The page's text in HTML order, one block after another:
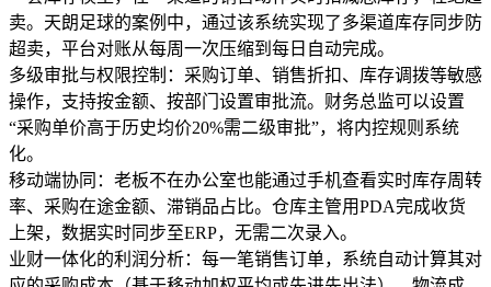
卖。天朗足球的案例中，通过该系统实现了多渠道库存同步防
超卖，平台对账从每周一次压缩到每日自动完成。
多级审批与权限控制：采购订单、销售折扣、库存调拨等敏感
操作，支持按金额、按部门设置审批流。财务总监可以设置
“采购单价高于历史均价20%需二级审批”，将内控规则系统
化。
移动端协同：老板不在办公室也能通过手机查看实时库存周转
率、采购在途金额、滞销品占比。仓库主管用PDA完成收货
上架，数据实时同步至ERP，无需二次录入。
业财一体化的利润分析：每一笔销售订单，系统自动计算其对